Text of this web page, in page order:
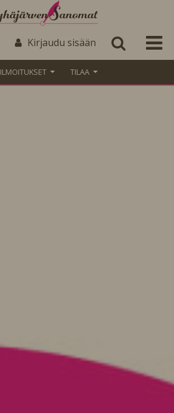
Kirjaudu sisään
ILMOITUKSET TILAA